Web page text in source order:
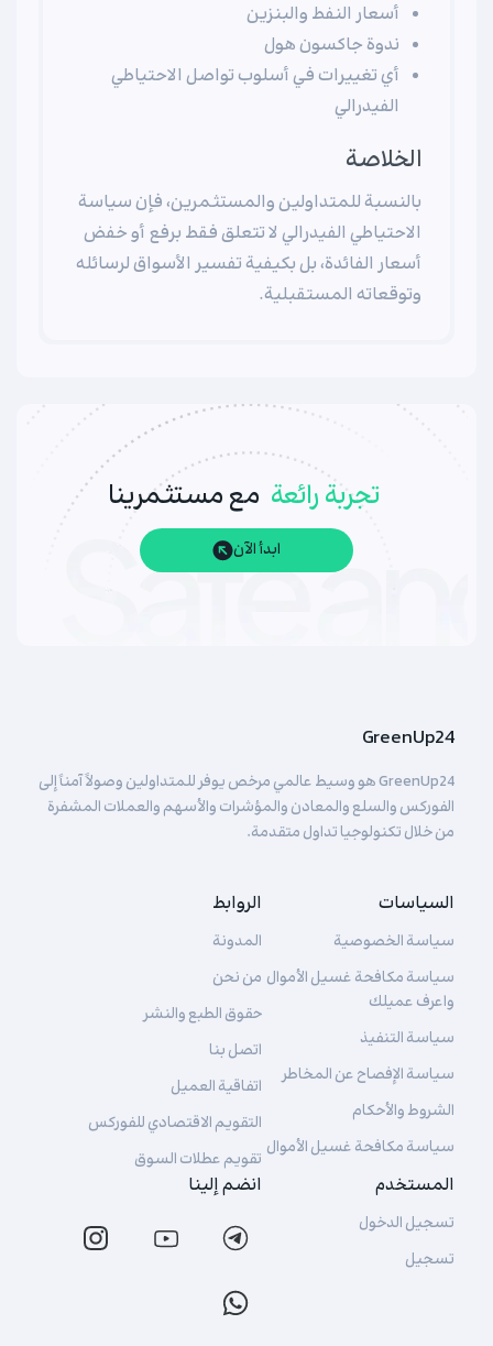
أسعار النفط والبنزين
ندوة جاكسون هول
أي تغييرات في أسلوب تواصل الاحتياطي
الفيدرالي
الخلاصة
بالنسبة للمتداولين والمستثمرين، فإن سياسة
الاحتياطي الفيدرالي لا تتعلق فقط برفع أو خفض
أسعار الفائدة، بل بكيفية تفسير الأسواق لرسائله
وتوقعاته المستقبلية.
تجربة رائعة مع مستثمرينا
ابدأ الآن
GreenUp24
GreenUp24 هو وسيط عالمي مرخص يوفر للمتداولين وصولاً آمناً إلى
الفوركس والسلع والمعادن والمؤشرات والأسهم والعملات المشفرة
من خلال تكنولوجيا تداول متقدمة.
السياسات
سياسة الخصوصية
سياسة مكافحة غسيل الأموال
واعرف عميلك
سياسة التنفيذ
سياسة الإفصاح عن المخاطر
الشروط والأحكام
سياسة مكافحة غسيل الأموال
الروابط
المدونة
من نحن
حقوق الطبع والنشر
اتصل بنا
اتفاقية العميل
التقويم الاقتصادي للفوركس
تقويم عطلات السوق
المستخدم
تسجيل الدخول
تسجيل
انضم إلينا